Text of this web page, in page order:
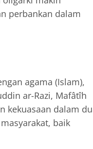
perbankan dalam
agama (Islam),
ar-Razi, Mafâtîh
kekuasaan dalam
baik